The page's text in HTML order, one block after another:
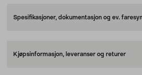
Spesifikasjoner, dokumentasjon og ev.
Kjøpsinformasjon, leveranser og returer